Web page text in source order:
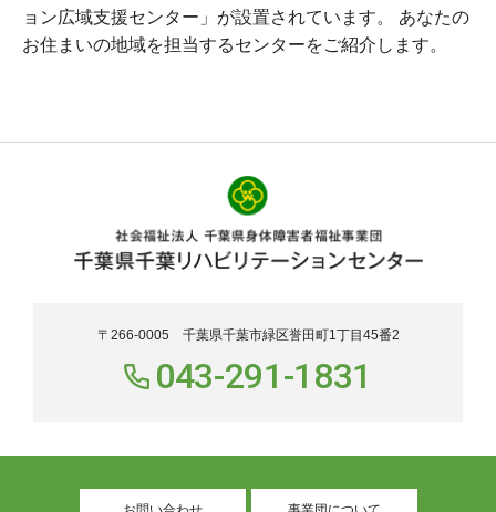
ョン広域支援センター」が設置されています。 あなたの
お住まいの地域を担当するセンターをご紹介します。
〒266-0005 千葉県千葉市緑区誉田町1丁目45番2
043-291-1831